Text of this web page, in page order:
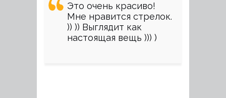
Это очень красиво!
Мне нравится стрелок.
)) )) Выглядит как
настоящая вещь ))) )